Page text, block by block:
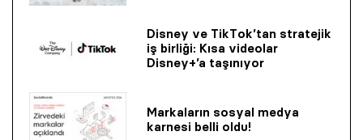
Disney ve TikTok’tan stratejik
iş birliği: Kısa videolar
Disney+’a taşınıyor
Markaların sosyal medya
karnesi belli oldu!